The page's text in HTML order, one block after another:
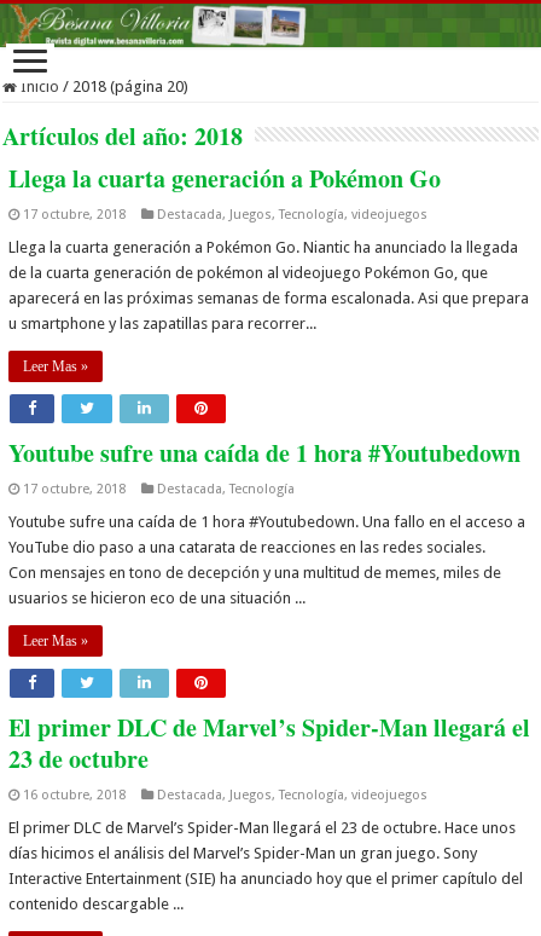
Inicio / 2018 (página 20)
Artículos del año:2018
Llega la cuarta generación a Pokémon Go
17 octubre, 2018 Destacada, Juegos,Tecnología,videojuegos
Llega la cuarta generación a Pokémon Go. Niantic ha anunciado la llegada
de la cuarta generación de pokémon al videojuego Pokémon Go, que
aparecerá en las próximas semanas de forma escalonada. Asi que prepara
u smartphone y las zapatillas para recorrer...
Leer Mas »
Youtube sufre una caída de 1 hora #Youtubedown
17 octubre, 2018 Destacada,Tecnología
Youtube sufre una caída de 1 hora #Youtubedown. Una fallo en el acceso a
YouTube dio paso a una catarata de reacciones en las redes sociales.
Con mensajes en tono de decepción y una multitud de memes, miles de
usuarios se hicieron eco de una situación ...
Leer Mas »
El primer DLC de Marvel’s Spider-Man llegará el
23 de octubre
16 octubre, 2018 Destacada, Juegos,Tecnología,videojuegos
El primer DLC de Marvel’s Spider-Man llegará el 23 de octubre. Hace unos
días hicimos el análisis del Marvel’s Spider-Man un gran juego. Sony
Interactive Entertainment (SIE) ha anunciado hoy que el primer capítulo del
contenido descargable ...